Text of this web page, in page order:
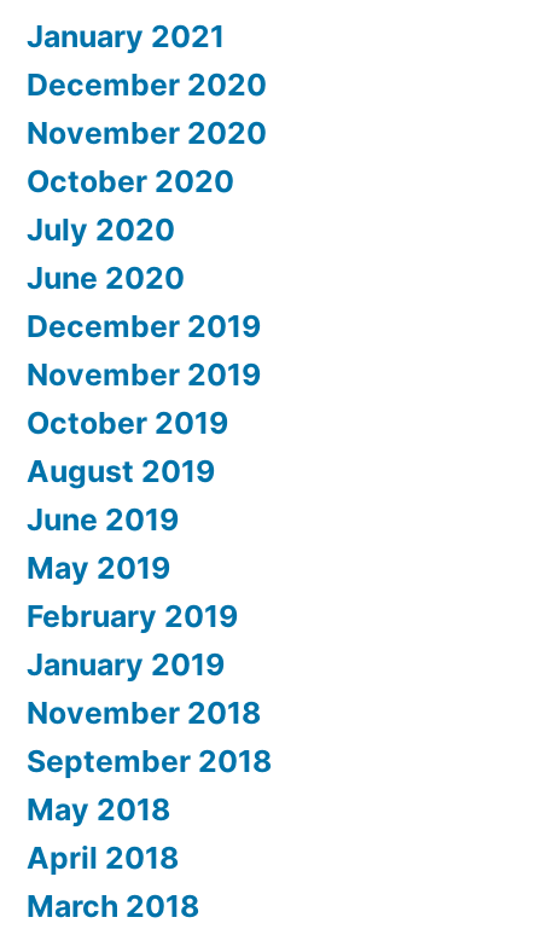
January 2021
December 2020
November 2020
October 2020
July 2020
June 2020
December 2019
November 2019
October 2019
August 2019
June 2019
May 2019
February 2019
January 2019
November 2018
September 2018
May 2018
April 2018
March 2018